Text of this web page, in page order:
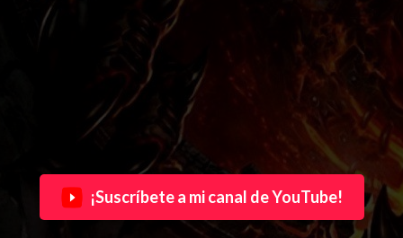
¡Suscríbete a mi canal de YouTube!